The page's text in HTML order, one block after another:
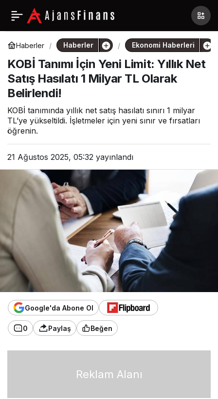
Haberler Haberler Ekonomi Haberleri
KOBİ Tanımı İçin Yeni Limit: Yıllık Net
Satış Hasılatı 1 Milyar TL Olarak
Belirlendi!
KOBİ tanımında yıllık net satış hasılatı sınırı 1 milyar
TL’ye yükseltildi. İşletmeler için yeni sınır ve fırsatları
öğrenin.
21 Ağustos 2025, 05:32 yayınlandı
Google'da Abone Ol
0 Paylaş Beğen
Reklam Alanı